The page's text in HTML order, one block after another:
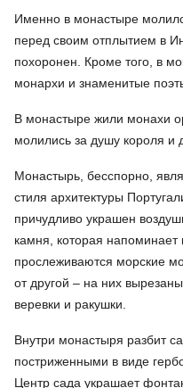
Именно в монастыре
перед своим отплытием в
похоронен. Кроме того, в
монархи и знаменитые
В монастыре жили монахи
молились за душу короля и
Монастырь, бесспорно,
стиля архитектуры
причудливо украшен
камня, которая
прослеживаются морские
от другой – на них
веревки и ракушки.
Внутри монастыря разбит
постриженными в виде
Центр сада украшает